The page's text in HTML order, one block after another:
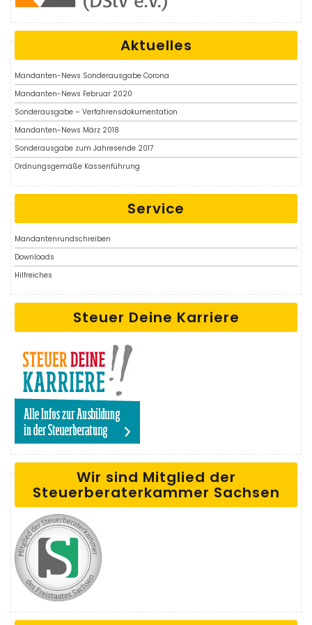
Aktuelles
Mandanten-News Sonderausgabe Corona
Mandanten-News Februar 2020
Sonderausgabe – Verfahrensdokumentation
Mandanten-News März 2018
Sonderausgabe zum Jahresende 2017
Ordnungsgemäße Kassenführung
Service
Mandantenrundschreiben
Downloads
Hilfreiches
Steuer Deine Karriere
Wir sind Mitglied der
Steuerberaterkammer Sachsen